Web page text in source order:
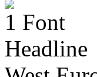
1 Font
Headline